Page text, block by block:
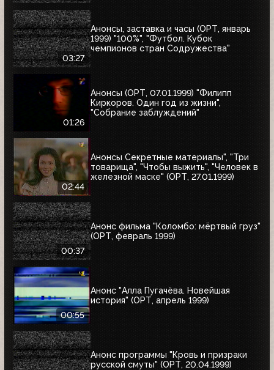
03:27
Анонсы, заставка и часы (ОРТ, январь
1999) "100%", "Футбол. Кубок
чемпионов стран Содружества"
01:26
Анонсы (ОРТ, 07.01.1999) "Филипп
Киркоров. Один год из жизни",
"Собрание заблуждений"
02:44
Анонсы Секретные материалы", "Три
товарища", "Чтобы выжить", "Человек в
железной маске" (ОРТ, 27.01.1999)
00:37
Анонс фильма "Коломбо: мёртвый груз"
(ОРТ, февраль 1999)
00:55
Анонс "Алла Пугачёва. Новейшая
история" (ОРТ, апрель 1999)
Анонс программы "Кровь и призраки
русской смуты" (ОРТ, 20.04.1999)